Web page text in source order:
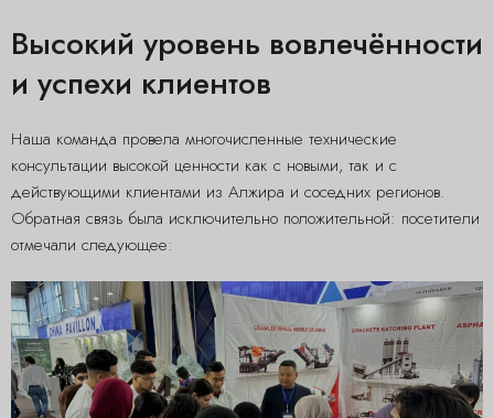
Высокий уровень вовлечённости
и успехи клиентов
Наша команда провела многочисленные технические
консультации высокой ценности как с новыми, так и с
действующими клиентами из Алжира и соседних регионов.
Обратная связь была исключительно положительной: посетители
отмечали следующее: